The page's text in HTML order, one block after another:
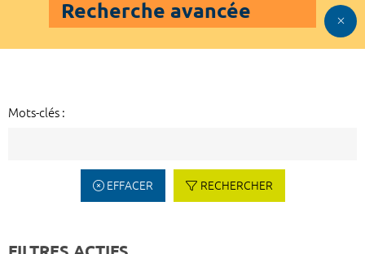
Recherche avancée
Mots-clés :
EFFACER RECHERCHER